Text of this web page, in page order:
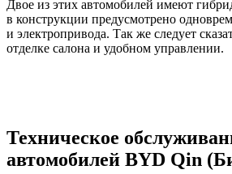
Двое из этих автомобилей имеют
в конструкции предусмотрено
и электропривода. Так же следует
отделке салона и удобном управлении.
Техническое
автомобилей BYD Qin